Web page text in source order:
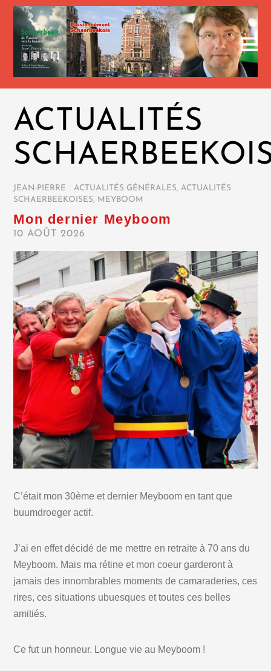
ACTUALITÉS
JEAN-PIERRE ACTUALITÉS GÉNÉRALES,ACTUALITÉS
SCHAERBEEKOISES, MEYBOOM
Mon dernier Meyboom
10 AOÛT 2026
C’était mon 30ème et dernier Meyboom en tant que
buumdroeger actif.
J’ai en effet décidé de me mettre en retraite à 70 ans du
Meyboom. Mais ma rétine et mon coeur garderont à
jamais des innombrables moments de camaraderies, ces
rires, ces situations ubuesques et toutes ces belles
amitiés.
Ce fut un honneur. Longue vie au Meyboom !